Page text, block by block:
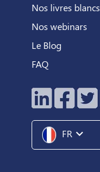
Nos livres blancs
Nos webinars
Le Blog
FAQ
FR expand_more